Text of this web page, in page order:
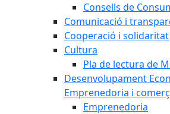
Consells de
Comunicació i
Cooperació i solidaritat
Cultura
Pla de lectura de
Desenvolupament
Emprenedoria i comerç
Emprenedoria